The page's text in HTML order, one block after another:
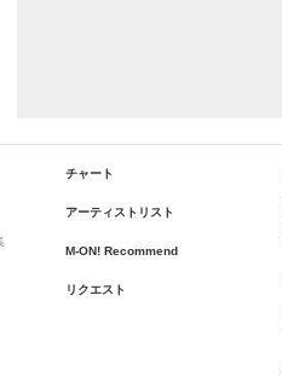
チャート
アーティストリスト
M-ON! Recommend
リクエスト